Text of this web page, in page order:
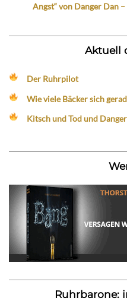
Angst“ von Danger Dan
Aktuell
Der Ruhrpilot
Wie viele Bäcker sich
Kitsch und Tod und
Ruhrbarone: